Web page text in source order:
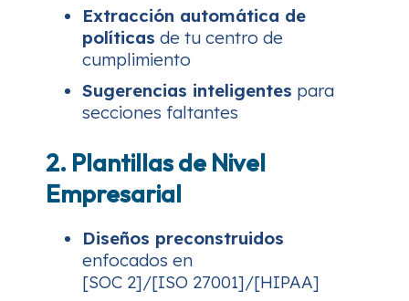
Extracción automática de
políticas de tu centro de
cumplimiento
Sugerencias inteligentes para
secciones faltantes
2. Plantillas de Nivel
Empresarial
Diseños preconstruidos
enfocados en
[SOC 2]/[ISO 27001]/[HIPAA]